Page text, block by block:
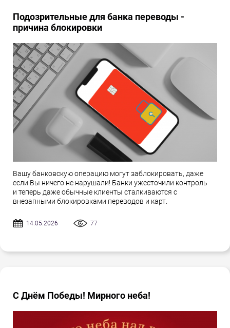
Подозрительные для банка переводы -
причина блокировки
Вашу банковскую операцию могут заблокировать, даже
если Вы ничего не нарушали! Банки ужесточили контроль
и теперь даже обычные клиенты сталкиваются с
внезапными блокировками переводов и карт.
14.05.2026 77
С Днём Победы! Мирного неба!